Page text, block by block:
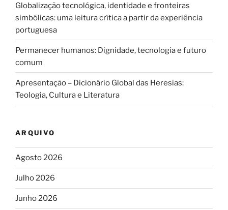
Globalização tecnológica, identidade e fronteiras
simbólicas: uma leitura crítica a partir da experiência
portuguesa
Permanecer humanos: Dignidade, tecnologia e futuro
comum
Apresentação – Dicionário Global das Heresias:
Teologia, Cultura e Literatura
ARQUIVO
Agosto 2026
Julho 2026
Junho 2026